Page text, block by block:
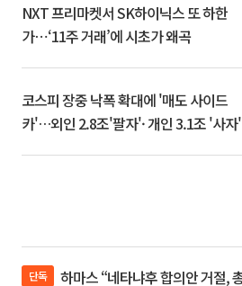
NXT 프리마켓서 SK하이닉스 또 하한
가⋯‘11주 거래’에 시초가 왜곡
코스피 장중 낙폭 확대에 '매도 사이드
카'…외인 2.8조'팔자'· 개인 3.1조 '사자'
단독